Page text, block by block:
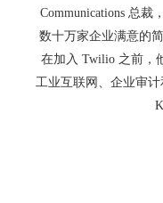
Communications 总裁
数十万家企业满意的
在加入 Twilio 之前，
工业互联网、企业审